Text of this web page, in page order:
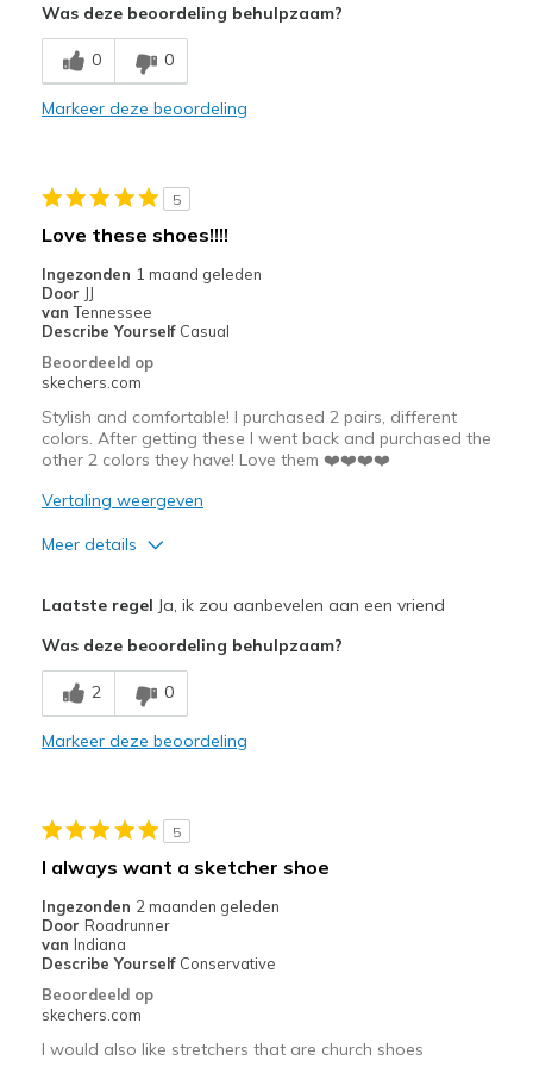
Breathe Well
Comfortable
Travel
Width
Sizing
View On Shoes
Shoes are for Wearing
Was deze beoordeling behulpzaam?
0 0
Markeer deze beoordeling
5
Love these shoes!!!!
Ingezonden 1 maand geleden
Door JJ
van Tennessee
Describe Yourself Casual
Beoordeeld op
skechers.com
Stylish and comfortable! I purchased 2 pairs, different
colors. After getting these I went back and purchased the
other 2 colors they have! Love them ❤️❤️❤️❤️
Vertaling weergeven
Meer details
Breathe Well
Comfortable
Width
Sizing
Feels true to size
Laatste regel Ja, ik zou aanbevelen aan een vriend
Was deze beoordeling behulpzaam?
2 0
Markeer deze beoordeling
5
I always want a sketcher shoe
Ingezonden 2 maanden geleden
Door Roadrunner
van Indiana
Describe Yourself Conservative
Beoordeeld op
skechers.com
I would also like stretchers that are church shoes